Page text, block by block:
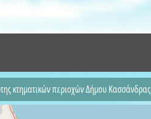
κτηματικών περιοχών Δήμου Κασσάνδρας